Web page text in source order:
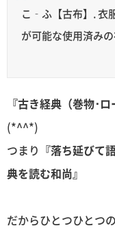
こ‐ふ【古布】. 衣
が可能な使用済み
『古き経典（巻物･
(*^^*)
つまり 『落ち延びて
典を読む和尚』
だからひとつひとつ